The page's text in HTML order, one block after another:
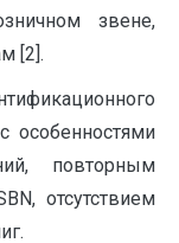
звене,
[2].
особенностями
повторным
отсутствием